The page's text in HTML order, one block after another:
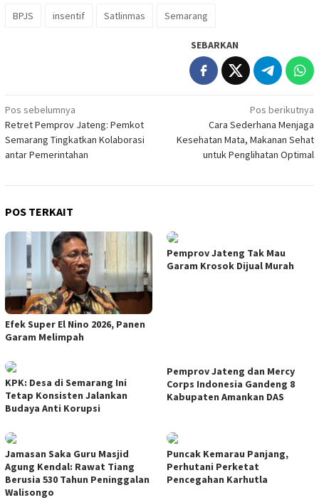
BPJS insentif Satlinmas Semarang
SEBARKAN
Navigasi
pos
Pos sebelumnya
Retret Pemprov Jateng: Pemkot
Semarang Tingkatkan Kolaborasi
antar Pemerintahan
Pos berikutnya
Cara Sederhana Menjaga
Kesehatan Mata, Makanan Sehat
untuk Penglihatan Optimal
POS TERKAIT
Efek Super El Nino 2026, Panen
Garam Melimpah
Pemprov Jateng Tak Mau
Garam Krosok Dijual Murah
KPK: Desa di Semarang Ini
Tetap Konsisten Jalankan
Budaya Anti Korupsi
Pemprov Jateng dan Mercy
Corps Indonesia Gandeng 8
Kabupaten Amankan DAS
Jamasan Saka Guru Masjid
Agung Kendal: Rawat Tiang
Berusia 530 Tahun Peninggalan
Walisongo
Puncak Kemarau Panjang,
Perhutani Perketat
Pencegahan Karhutla